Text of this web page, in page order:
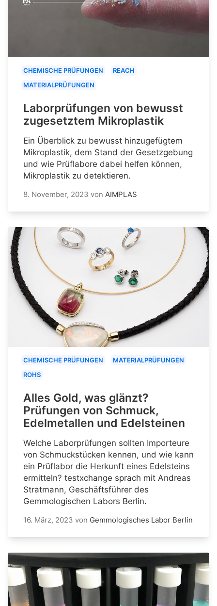
CHEMISCHE PRÜFUNGEN
REACH
MATERIALPRÜFUNGEN
Laborprüfungen von bewusst
zugesetztem Mikroplastik
Ein Überblick zu bewusst hinzugefügtem
Mikroplastik, dem Stand der Gesetzgebung
und wie Prüflabore dabei helfen können,
Mikroplastik zu detektieren.
8. November, 2023 von AIMPLAS
CHEMISCHE PRÜFUNGEN
MATERIALPRÜFUNGEN
ROHS
Alles Gold, was glänzt?
Prüfungen von Schmuck,
Edelmetallen und Edelsteinen
Welche Laborprüfungen sollten Importeure
von Schmuckstücken kennen, und wie kann
ein Prüflabor die Herkunft eines Edelsteins
ermitteln? testxchange sprach mit Andreas
Stratmann, Geschäftsführer des
Gemmologischen Labors Berlin.
16. März, 2023 von Gemmologisches Labor Berlin